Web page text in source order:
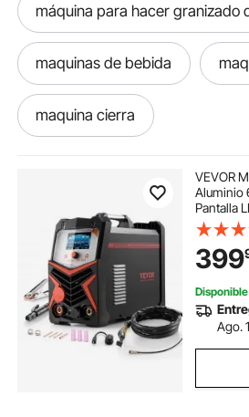
máquina para hacer granizado
maquinas de bebida
maquina cierra
maquinas para hacer pollos
maquina de hacer bebidas
maquina taller chapas
máquina de granizado 5
VEVOR
Aluminio
Pantalla
Ideal
Libre,
399
Disponible
Ago.